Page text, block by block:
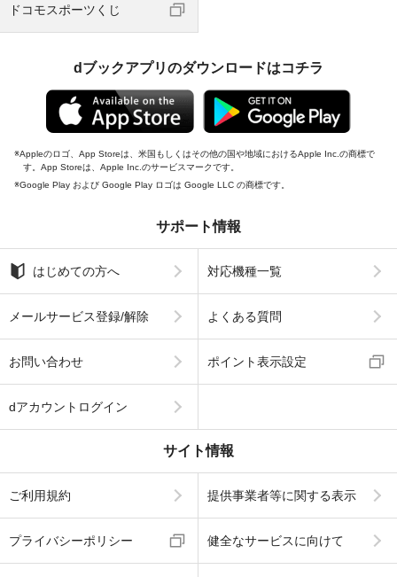
ドコモスポーツくじ
dブックアプリのダウンロードはコチラ
Appleのロゴ、App Storeは、米国もしくはその他の国や地域におけるApple Inc.の商標で
す。App Storeは、Apple Inc.のサービスマークです。
Google Play および Google Play ロゴは Google LLC の商標です。
サポート情報
はじめての方へ 対応機種一覧
メールサービス登録/解除 よくある質問
お問い合わせ ポイント表示設定
dアカウントログイン
サイト情報
ご利用規約 提供事業者等に関する表示
プライバシーポリシー 健全なサービスに向けて